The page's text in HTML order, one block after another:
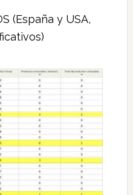
(España y USA,